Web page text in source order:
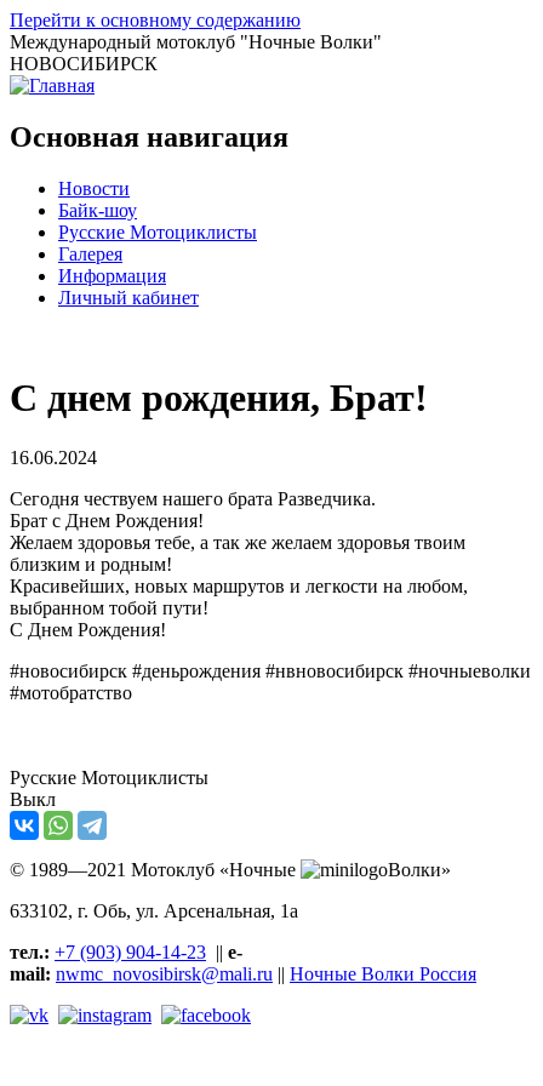
Перейти к основному содержанию
Международный мотоклуб "Ночные Волки"
НОВОСИБИРСК
Основная навигация
Новости
Байк-шоу
Русские Мотоциклисты
Галерея
Информация
Личный кабинет
С днем рождения, Брат!
16.06.2024
Сегодня чествуем нашего брата Разведчика.
Брат с Днем Рождения!
Желаем здоровья тебе, а так же желаем здоровья твоим
близким и родным!
Красивейших, новых маршрутов и легкости на любом,
выбранном тобой пути!
С Днем Рождения!
#новосибирск #деньрождения #нвновосибирск #ночныеволки
#мотобратство
Русские Мотоциклисты
Выкл
© 1989—2021 Мотоклуб «Ночные
Волки»
633102, г. Обь, ул. Арсенальная, 1а
тел.: +7 (903) 904-14-23 || e-
mail: nwmc_novosibirsk@mali.ru || Ночные Волки Россия